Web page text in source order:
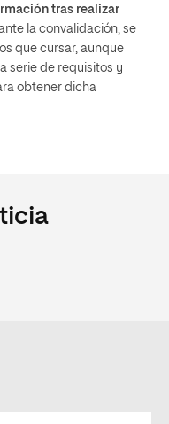
tras realizar
la convalidación, se
que cursar, aunque
serie de requisitos y
obtener dicha